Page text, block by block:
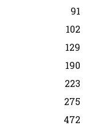
91
102
129
190
223
275
472